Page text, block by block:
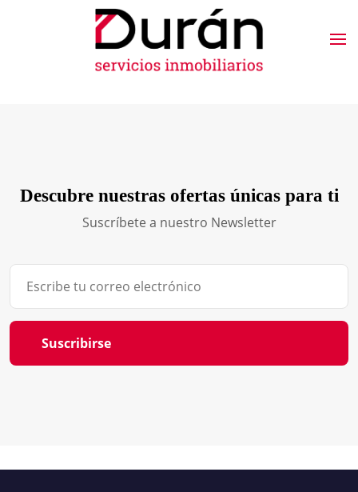
Descubre nuestras ofertas únicas para ti
Suscríbete a nuestro Newsletter
Suscribirse